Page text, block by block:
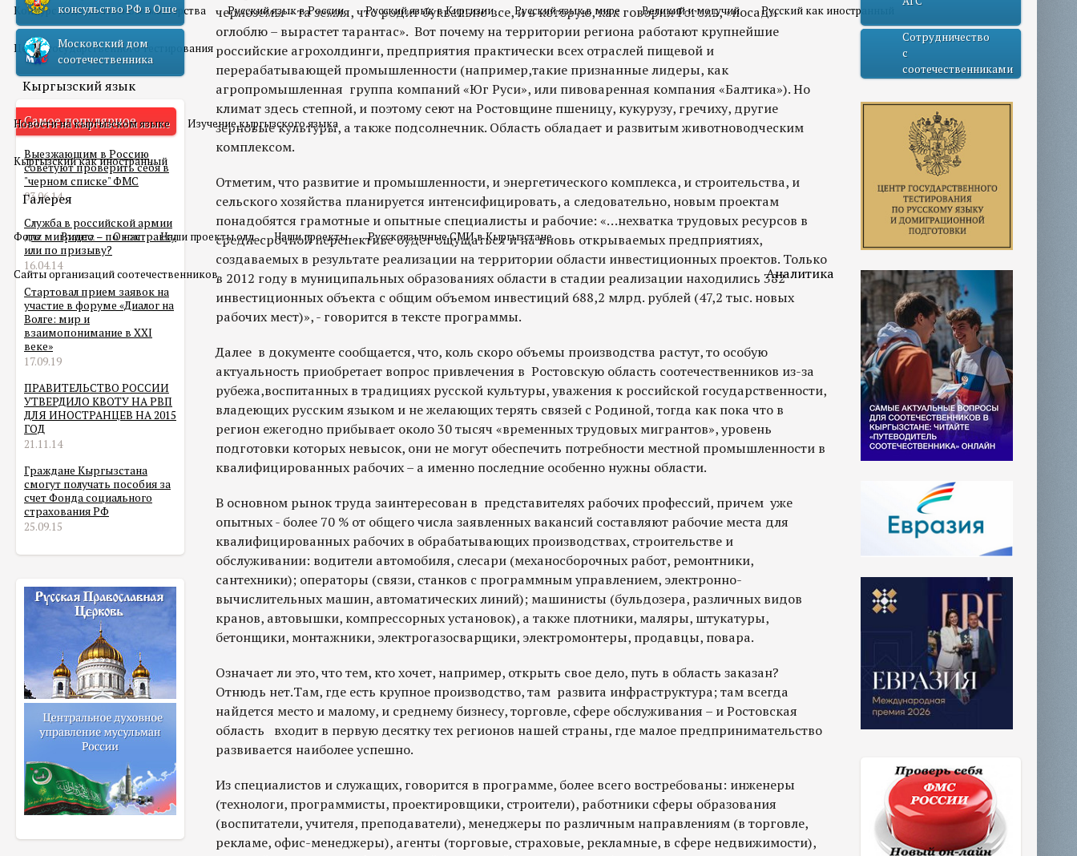
Конкурс педагогического мастерства Русский язык в России Русский язык в Киргизии Русский язык в мире Великий и могучий Русский как иностранный
Центр государственного тестирования
Кыргызский язык
Новости на кыргызском языке Изучение кыргызского языка
Кыргызский как иностранный
Галерея
Фото Видео О нас Наши проекты олд Наши проекты Русскоязычные СМИ в Кыргызстане
Сайты организаций соотечественников Аналитика
консульство РФ в Оше
Московский дом
соотечественника
Самое популярное
Выезжающим в Россию
советуют проверить себя в
"черном списке" ФМС
03.06.14
Служба в российской армии
для мигранта – по контракту
или по призыву?
16.04.14
Стартовал прием заявок на
участие в форуме «Диалог на
Волге: мир и
взаимопонимание в XXI
веке»
17.09.19
ПРАВИТЕЛЬСТВО РОССИИ
УТВЕРДИЛО КВОТУ НА РВП
ДЛЯ ИНОСТРАНЦЕВ НА 2015
ГОД
21.11.14
Граждане Кыргызстана
смогут получать пособия за
счет Фонда социального
страхования РФ
25.09.15
черноземы – та земля, что родит буквально все, и в которую, как говорил Гоголь, «посади
оглоблю – вырастет тарантас». Вот почему на территории региона работают крупнейшие
российские агрохолдинги, предприятия практически всех отраслей пищевой и
перерабатывающей промышленности (например,такие признанные лидеры, как
агропромышленная группа компаний «Юг Руси», или пивоваренная компания «Балтика»). Но
климат здесь степной, и поэтому сеют на Ростовщине пшеницу, кукурузу, гречиху, другие
зерновые культуры, а также подсолнечник. Область обладает и развитым животноводческим
комплексом.
Отметим, что развитие и промышленности, и энергетического комплекса, и строительства, и
сельского хозяйства планируется интенсифицировать, а следовательно, новым проектам
понадобятся грамотные и опытные специалисты и рабочие: «…нехватка трудовых ресурсов в
среднесрочной перспективе будет ощущаться и на вновь открываемых предприятиях,
создаваемых в результате реализации на территории области инвестиционных проектов. Только
в 2012 году в муниципальных образованиях области в стадии реализации находились 382
инвестиционных объекта с общим объемом инвестиций 688,2 млрд. рублей (47,2 тыс. новых
рабочих мест)», - говорится в тексте программы.
Далее в документе сообщается, что, коль скоро объемы производства растут, то особую
актуальность приобретает вопрос привлечения в Ростовскую область соотечественников из-за
рубежа,воспитанных в традициях русской культуры, уважения к российской государственности,
владеющих русским языком и не желающих терять связей с Родиной, тогда как пока что в
регион ежегодно прибывает около 30 тысяч «временных трудовых мигрантов», уровень
подготовки которых невысок, они не могут обеспечить потребности местной промышленности в
квалифицированных рабочих – а именно последние особенно нужны области.
В основном рынок труда заинтересован в представителях рабочих профессий, причем уже
опытных - более 70 % от общего числа заявленных вакансий составляют рабочие места для
квалифицированных рабочих в обрабатывающих производствах, строительстве и
обслуживании: водители автомобиля, слесари (механосборочных работ, ремонтники,
сантехники); операторы (связи, станков с программным управлением, электронно-
вычислительных машин, автоматических линий); машинисты (бульдозера, различных видов
кранов, автовышки, компрессорных установок), а также плотники, маляры, штукатуры,
бетонщики, монтажники, электрогазосварщики, электромонтеры, продавцы, повара.
Означает ли это, что тем, кто хочет, например, открыть свое дело, путь в область заказан?
Отнюдь нет.Там, где есть крупное производство, там развита инфраструктура; там всегда
найдется место и малому, и среднему бизнесу, торговле, сфере обслуживания – и Ростовская
область входит в первую десятку тех регионов нашей страны, где малое предпринимательство
развивается наиболее успешно.
Из специалистов и служащих, говорится в программе, более всего востребованы: инженеры
(технологи, программисты, проектировщики, строители), работники сферы образования
(воспитатели, учителя, преподаватели), менеджеры по различным направлениям (в торговле,
рекламе, офис-менеджеры), агенты (торговые, страховые, рекламные, в сфере недвижимости),
Сотрудничество
с
соотечественниками